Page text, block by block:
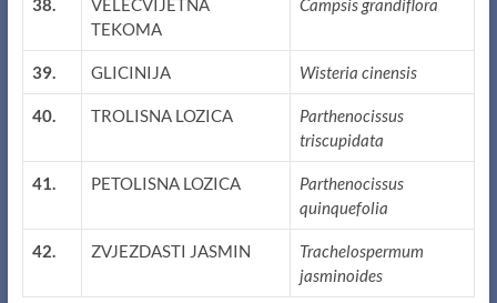
38.
VELECVIJETNA
TEKOMA
Campsis grandiflora
39. GLICINIJA Wisteria cinensis
40. TROLISNA LOZICA
Parthenocissus
triscupidata
41. PETOLISNA LOZICA
Parthenocissus
quinquefolia
42. ZVJEZDASTI JASMIN
Trachelospermum
jasminoides